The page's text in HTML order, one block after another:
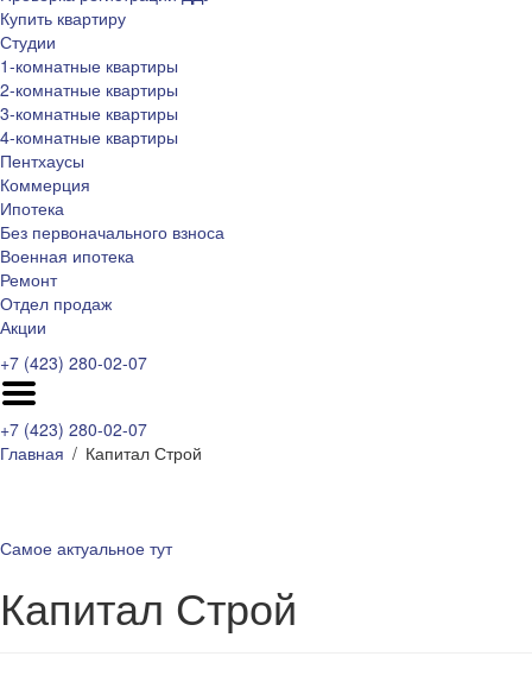
Купить квартиру
Студии
1-комнатные квартиры
2-комнатные квартиры
3-комнатные квартиры
4-комнатные квартиры
Пентхаусы
Коммерция
Ипотека
Без первоначального взноса
Военная ипотека
Ремонт
Отдел продаж
Акции
+7 (423) 280-02-07
+7 (423) 280-02-07
Главная
Капитал Строй
Самое актуальное тут
Капитал Строй